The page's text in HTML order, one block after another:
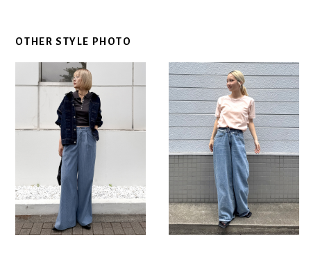
OTHER STYLE PHOTO